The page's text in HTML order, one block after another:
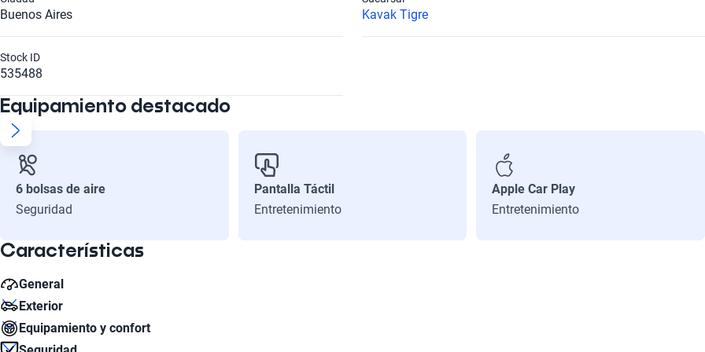
Buenos Aires Kavak Tigre
535488
Stock ID
Equipamiento destacado
6 bolsas de aire
Seguridad
Pantalla Táctil
Entretenimiento
Apple Car Play
Entretenimiento
Características
General
6
Exterior
Número de Puertas
Equipamiento y confort